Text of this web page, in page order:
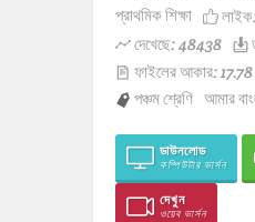
প্রাথমিক শিক্ষা
দেখেছে: 48438
ফাইলের আকার:
পঞ্চম শ্রেণি আমার
ডাউনলোড
কম্পিউটার ভার্সন
দেখুন
ওয়েব ভার্সন